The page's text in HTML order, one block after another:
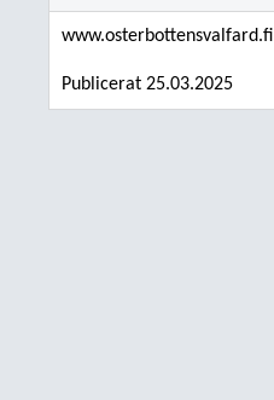
www.osterbottensvalfard.fi
Publicerat 25.03.2025